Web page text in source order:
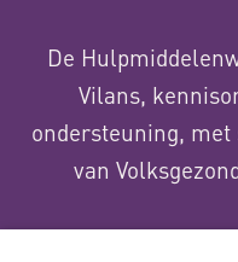
De
Vilans,
ondersteuning,
van